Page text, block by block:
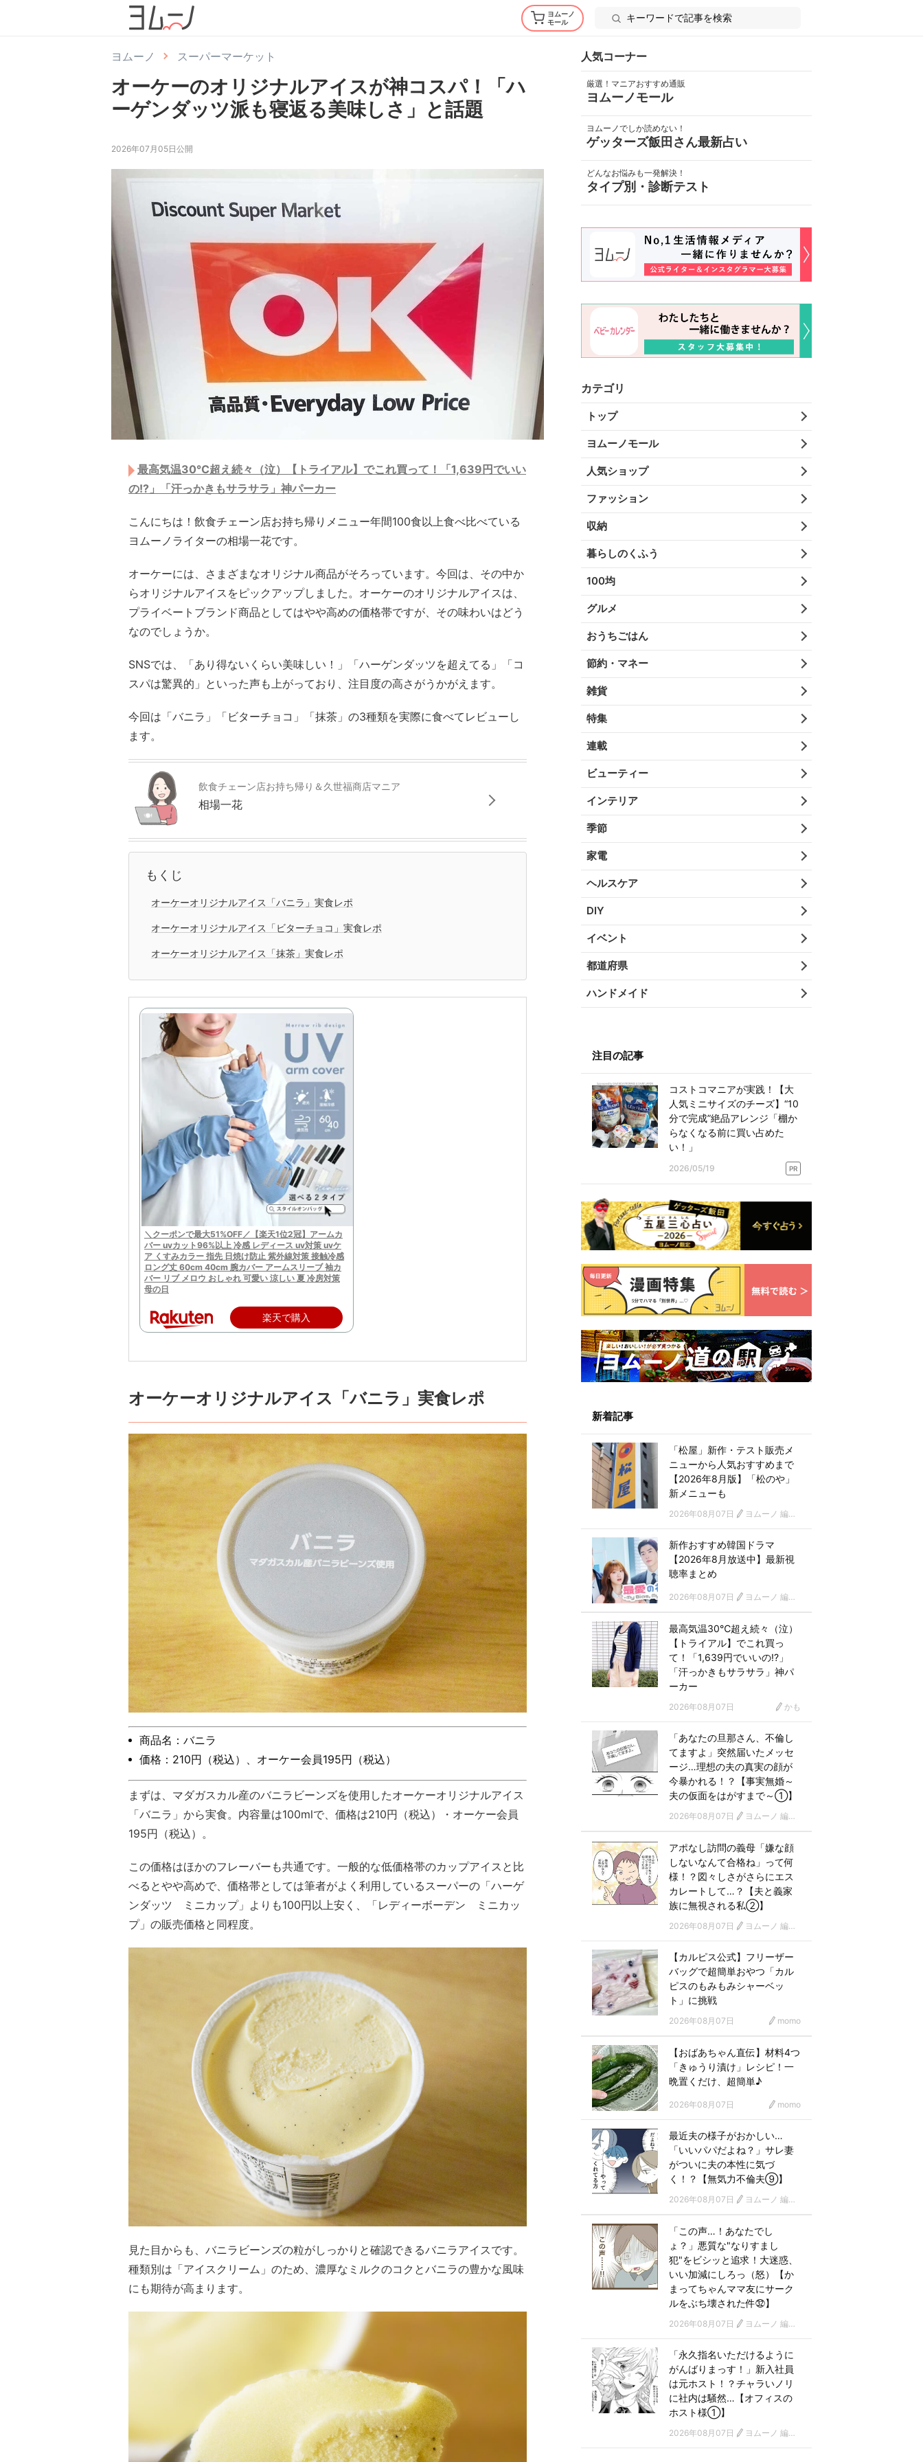
ヨムーノ
モール
ヨムーノ スーパーマーケット
オーケーのオリジナルアイスが神コスパ！「ハ
ーゲンダッツ派も寝返る美味しさ」と話題
2026年07月05日公開
最高気温30℃超え続々（泣）【トライアル】でこれ買って！「1,639円でいい
の!?」「汗っかきもサラサラ」神パーカー
こんにちは！飲食チェーン店お持ち帰りメニュー年間100食以上食べ比べている
ヨムーノライターの相場一花です。
オーケーには、さまざまなオリジナル商品がそろっています。今回は、その中か
らオリジナルアイスをピックアップしました。オーケーのオリジナルアイスは、
プライベートブランド商品としてはやや高めの価格帯ですが、その味わいはどう
なのでしょうか。
SNSでは、「あり得ないくらい美味しい！」「ハーゲンダッツを超えてる」「コ
スパは驚異的」といった声も上がっており、注目度の高さがうかがえます。
今回は「バニラ」「ビターチョコ」「抹茶」の3種類を実際に食べてレビューし
ます。
飲食チェーン店お持ち帰り＆久世福商店マニア
相場一花
もくじ
オーケーオリジナルアイス「バニラ」実食レポ
オーケーオリジナルアイス「ビターチョコ」実食レポ
オーケーオリジナルアイス「抹茶」実食レポ
＼クーポンで最大51%OFF／【楽天1位2冠】アームカ
バー uvカット96%以上 冷感 レディース uv対策 uvケ
ア くすみカラー 指先 日焼け防止 紫外線対策 接触冷感
ロング丈 60cm 40cm 腕カバー アームスリーブ 袖カ
バー リブ メロウ おしゃれ 可愛い 涼しい 夏 冷房対策
母の日
楽天で購入
オーケーオリジナルアイス「バニラ」実食レポ
商品名：バニラ
価格：210円（税込）、オーケー会員195円（税込）
まずは、マダガスカル産のバニラビーンズを使用したオーケーオリジナルアイス
「バニラ」から実食。内容量は100mlで、価格は210円（税込）・オーケー会員
195円（税込）。
この価格はほかのフレーバーも共通です。一般的な低価格帯のカップアイスと比
べるとやや高めで、価格帯としては筆者がよく利用しているスーパーの「ハーゲ
ンダッツ ミニカップ」よりも100円以上安く、「レディーボーデン ミニカッ
プ」の販売価格と同程度。
見た目からも、バニラビーンズの粒がしっかりと確認できるバニラアイスです。
種類別は「アイスクリーム」のため、濃厚なミルクのコクとバニラの豊かな風味
にも期待が高まります。
人気コーナー
厳選！マニアおすすめ通販
ヨムーノモール
ヨムーノでしか読めない！
ゲッターズ飯田さん最新占い
どんなお悩みも一発解決！
タイプ別・診断テスト
カテゴリ
トップ
ヨムーノモール
人気ショップ
ファッション
収納
暮らしのくふう
100均
グルメ
おうちごはん
節約・マネー
雑貨
特集
連載
ビューティー
インテリア
季節
家電
ヘルスケア
DIY
イベント
都道府県
ハンドメイド
注目の記事
コストコマニアが実践！【大
人気ミニサイズのチーズ】“10
分で完成”絶品アレンジ「棚か
らなくなる前に買い占めた
い！」
2026/05/19 PR
新着記事
「松屋」新作・テスト販売メ
ニューから人気おすすめまで
【2026年8月版】「松のや」
新メニューも
2026年08月07日 ヨムーノ 編集部
新作おすすめ韓国ドラマ
【2026年8月放送中】最新視
聴率まとめ
2026年08月07日 ヨムーノ 編集部 韓国ドラマチーム
最高気温30℃超え続々（泣）
【トライアル】でこれ買っ
て！「1,639円でいいの!?」
「汗っかきもサラサラ」神パ
ーカー
2026年08月07日 かも
「あなたの旦那さん、不倫し
てますよ」突然届いたメッセ
ージ…理想の夫の真実の顔が
今暴かれる！？【事実無婚～
夫の仮面をはがすまで～①】
2026年08月07日 ヨムーノ 編集部 漫画チーム
アポなし訪問の義母「嫌な顔
しないなんて合格ね」って何
様！？図々しさがさらにエス
カレートして…？【夫と義家
族に無視される私②】
2026年08月07日 ヨムーノ 編集部 漫画チーム
【カルピス公式】フリーザー
バッグで超簡単おやつ「カル
ピスのもみもみシャーベッ
ト」に挑戦
2026年08月07日 momo
【おばあちゃん直伝】材料4つ
「きゅうり漬け」レシピ！一
晩置くだけ、超簡単♪
2026年08月07日 momo
最近夫の様子がおかしい…
「いいパパだよね？」サレ妻
がついに夫の本性に気づ
く！？【無気力不倫夫⑨】
2026年08月07日 ヨムーノ 編集部 漫画チーム
「この声…！あなたでし
ょ？」悪質な"なりすまし
犯"をビシッと追求！大迷惑、
いい加減にしろっ（怒）【か
まってちゃんママ友にサーク
ルをぶち壊された件㉜】
2026年08月07日 ヨムーノ 編集部 漫画チーム
「永久指名いただけるように
がんばりまっす！」新入社員
は元ホスト！？チャラいノリ
に社内は騒然…【オフィスの
ホスト様①】
2026年08月07日 ヨムーノ 編集部 漫画チーム